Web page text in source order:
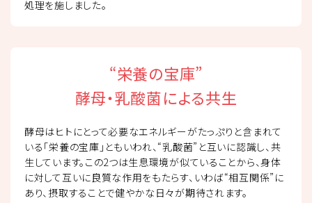
処理を施しました。
“栄養の宝庫”
酵母・乳酸菌による共生
酵母はヒトにとって必要なエネルギーがたっぷりと含まれて
いる「栄養の宝庫」ともいわれ、“乳酸菌”と互いに認識し、共
生しています。この2つは生息環境が似ていることから、身体
に対して互いに良質な作用をもたらす、いわば“相互関係”に
あり、摂取することで健やかな日々が期待されます。